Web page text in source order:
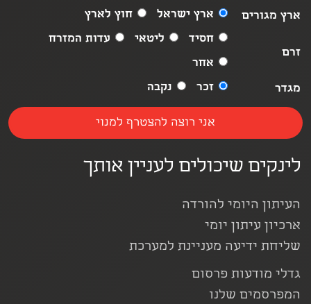
ארץ מגורים ארץ ישראל חוץ לארץ
זרם
חסיד ליטאי
עדות המזרח
אחר
מגדר
זכר נקבה
לינקים שיכולים לעניין אותך
העיתון היומי להורדה
ארכיון עיתון יומי
שליחת ידיעה מעניינת למערכת
גדלי מודעות פרסום
המפרסמים שלנו